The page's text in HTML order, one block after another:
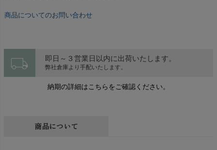
商品についてのお問い合わせ
local_shipping 即日～３営業日以内に出荷いたします。
弊社倉庫より手配いたします。
納期の詳細はこちらをご確認ください。
商品について